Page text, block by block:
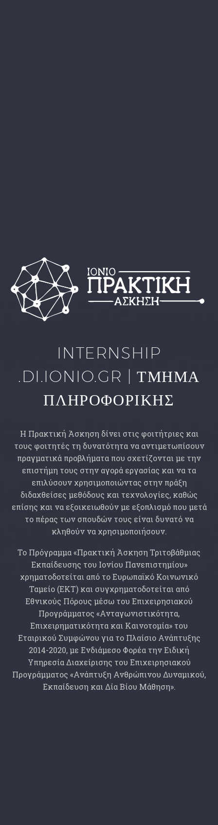
INTERNSHIP
.DI.IONIO.GR | ΤΜΗΜΑ
ΠΛΗΡΟΦΟΡΙΚΗΣ
Η Πρακτική Άσκηση δίνει στις φοιτήτριες και
τους φοιτητές τη δυνατότητα να αντιμετωπίσουν
πραγματικά προβλήματα που σχετίζονται με την
επιστήμη τους στην αγορά εργασίας και να τα
επιλύσουν χρησιμοποιώντας στην πράξη
διδαχθείσες μεθόδους και τεχνολογίες, καθώς
επίσης και να εξοικειωθούν με εξοπλισμό που μετά
το πέρας των σπουδών τους είναι δυνατό να
κληθούν να χρησιμοποιήσουν.
Το Πρόγραμμα «Πρακτική Άσκηση Τριτοβάθμιας
Εκπαίδευσης του Ιονίου Πανεπιστημίου»
χρηματοδοτείται από το Ευρωπαϊκό Κοινωνικό
Ταμείο (ΕΚΤ) και συγχρηματοδοτείται από
Εθνικούς Πόρους μέσω του Επιχειρησιακού
Προγράμματος «Ανταγωνιστικότητα,
Επιχειρηματικότητα και Καινοτομία» του
Εταιρικού Συμφώνου για το Πλαίσιο Ανάπτυξης
2014-2020, με Ενδιάμεσο Φορέα την Ειδική
Υπηρεσία Διαχείρισης του Επιχειρησιακού
Προγράμματος «Ανάπτυξη Ανθρώπινου Δυναμικού,
Εκπαίδευση και Δία Βίου Μάθηση».